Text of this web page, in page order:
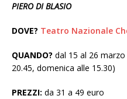
PIERO DI BLASIO
DOVE? Teatro Nazionale
QUANDO? dal 15 al 26
20.45, domenica alle 15.30)
PREZZI: da 31 a 49 euro